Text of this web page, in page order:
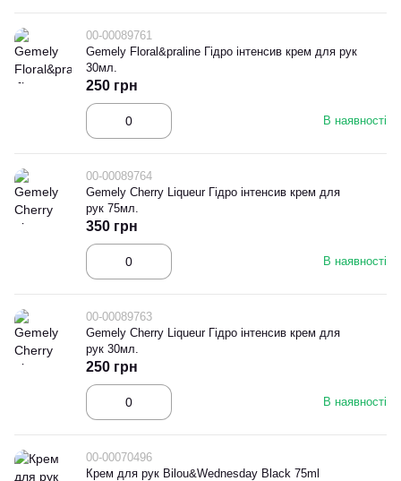
00-00089761
Gemely Floral&praline Гідро інтенсив крем для рук
30мл.
В наявності
250 грн
00-00089764
Gemely Cherry Liqueur Гідро інтенсив крем для
рук 75мл.
В наявності
350 грн
00-00089763
Gemely Cherry Liqueur Гідро інтенсив крем для
рук 30мл.
В наявності
250 грн
00-00070496
Крем для рук Bilou&Wednesday Black 75ml